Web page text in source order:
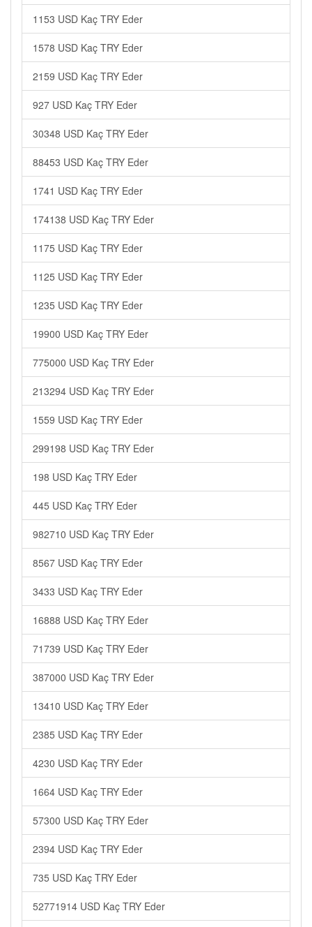
1153 USD Kaç TRY Eder
1578 USD Kaç TRY Eder
2159 USD Kaç TRY Eder
927 USD Kaç TRY Eder
30348 USD Kaç TRY Eder
88453 USD Kaç TRY Eder
1741 USD Kaç TRY Eder
174138 USD Kaç TRY Eder
1175 USD Kaç TRY Eder
1125 USD Kaç TRY Eder
1235 USD Kaç TRY Eder
19900 USD Kaç TRY Eder
775000 USD Kaç TRY Eder
213294 USD Kaç TRY Eder
1559 USD Kaç TRY Eder
299198 USD Kaç TRY Eder
198 USD Kaç TRY Eder
445 USD Kaç TRY Eder
982710 USD Kaç TRY Eder
8567 USD Kaç TRY Eder
3433 USD Kaç TRY Eder
16888 USD Kaç TRY Eder
71739 USD Kaç TRY Eder
387000 USD Kaç TRY Eder
13410 USD Kaç TRY Eder
2385 USD Kaç TRY Eder
4230 USD Kaç TRY Eder
1664 USD Kaç TRY Eder
57300 USD Kaç TRY Eder
2394 USD Kaç TRY Eder
735 USD Kaç TRY Eder
52771914 USD Kaç TRY Eder